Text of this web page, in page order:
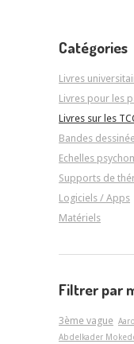
Catégories
Livres
Livres pour les
Livres sur les
Bandes
Echelles
Supports de
Logiciels / Apps
Matériels
Filtrer par
3ème vague
Abdelkader